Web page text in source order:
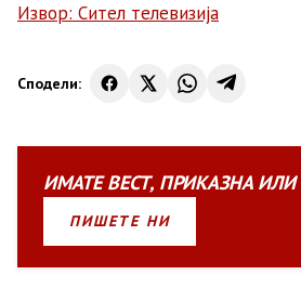
Извор: Сител телевизија
Сподели:
ИМАТЕВЕСТ, ПРИКАЗНАИЛИ
ПИШЕТЕ НИ